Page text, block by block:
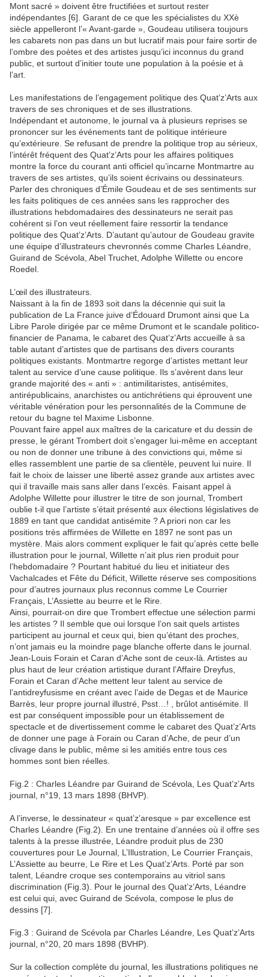
Mont sacré » doivent être fructifiées et surtout rester
indépendantes [6]. Garant de ce que les spécialistes du XXè
siècle appelleront l’« Avant-garde », Goudeau utilisera toujours
les cabarets non pas dans un but lucratif mais pour faire sortir de
l’ombre des poètes et des artistes jusqu’ici inconnus du grand
public, et surtout d’initier toute une population à la poésie et à
l’art.
Les manifestations de l’engagement politique des Quat’z’Arts aux
travers de ses chroniques et de ses illustrations.
Indépendant et autonome, le journal va à plusieurs reprises se
prononcer sur les événements tant de politique intérieure
qu’extérieure. Se refusant de prendre la politique trop au sérieux,
l’intérêt fréquent des Quat’z’Arts pour les affaires politiques
montre la force du courant anti officiel qu’incarne Montmartre au
travers de ses artistes, qu’ils soient écrivains ou dessinateurs.
Parler des chroniques d’Émile Goudeau et de ses sentiments sur
les faits politiques de ces années sans les rapprocher des
illustrations hebdomadaires des dessinateurs ne serait pas
cohérent si l’on veut réellement faire ressortir la tendance
politique des Quat’z’Arts. D’autant qu’autour de Goudeau gravite
une équipe d’illustrateurs chevronnés comme Charles Léandre,
Guirand de Scévola, Abel Truchet, Adolphe Willette ou encore
Roedel.
L’œil des illustrateurs.
Naissant à la fin de 1893 soit dans la décennie qui suit la
publication de La France juive d’Édouard Drumont ainsi que La
Libre Parole dirigée par ce même Drumont et le scandale politico-
financier de Panama, le cabaret des Quat’z’Arts accueille à sa
table autant d’artistes que de partisans des divers courants
politiques existants. Montmartre regorge d’artistes mettant leur
talent au service d’une cause politique. Ils s’avèrent dans leur
grande majorité des « anti » : antimilitaristes, antisémites,
antirépublicains, anarchistes ou antichrétiens qui éprouvent une
véritable vénération pour les personnalités de la Commune de
retour du bagne tel Maxime Lisbonne.
Pouvant faire appel aux maîtres de la caricature et du dessin de
presse, le gérant Trombert doit s’engager lui-même en acceptant
ou non de donner une tribune à des convictions qui, même si
elles rassemblent une partie de sa clientèle, peuvent lui nuire. Il
fait le choix de laisser une liberté assez grande aux artistes avec
qui il travaille mais sans aller dans l’excès. Faisant appel à
Adolphe Willette pour illustrer le titre de son journal, Trombert
oublie t-il que l’artiste s’était présenté aux élections législatives de
1889 en tant que candidat antisémite ? A priori non car les
positions très affirmées de Willette en 1897 ne sont pas un
mystère. Mais alors comment expliquer le fait qu’après cette belle
illustration pour le journal, Willette n’ait plus rien produit pour
l’hebdomadaire ? Pourtant habitué du lieu et initiateur des
Vachalcades et Fête du Déficit, Willette réserve ses compositions
pour d’autres journaux plus reconnus comme Le Courrier
Français, L’Assiette au beurre et le Rire.
Ainsi, pourrait-on dire que Trombert effectue une sélection parmi
les artistes ? Il semble que oui lorsque l’on sait quels artistes
participent au journal et ceux qui, bien qu’étant des proches,
n’ont jamais eu la moindre page blanche offerte dans le journal.
Jean-Louis Forain et Caran d’Ache sont de ceux-là. Artistes au
plus haut de leur création artistique durant l’Affaire Dreyfus,
Forain et Caran d’Ache mettent leur talent au service de
l’antidreyfusisme en créant avec l’aide de Degas et de Maurice
Barrès, leur propre journal illustré, Psst…! , brûlot antisémite. Il
est par conséquent impossible pour un établissement de
spectacle et de divertissement comme le cabaret des Quat’z’Arts
de donner une page à Forain ou Caran d’Ache, de peur d’un
clivage dans le public, même si les amitiés entre tous ces
hommes sont bien réelles.
Fig.2 : Charles Léandre par Guirand de Scévola, Les Quat’z’Arts
journal, n°19, 13 mars 1898 (BHVP).
A l’inverse, le dessinateur « quat’z’aresque » par excellence est
Charles Léandre (Fig.2). En une trentaine d’années où il offre ses
talents à la presse illustrée, Léandre produit plus de 230
couvertures pour Le Journal, L’Illustration, Le Courrier Français,
L’Assiette au beurre, Le Rire et Les Quat’z’Arts. Porté par son
talent, Léandre croque ses contemporains au vitriol sans
discrimination (Fig.3). Pour le journal des Quat’z’Arts, Léandre
est celui qui, avec Guirand de Scévola, compose le plus de
dessins [7].
Fig.3 : Guirand de Scévola par Charles Léandre, Les Quat’z’Arts
journal, n°20, 20 mars 1898 (BVHP).
Sur la collection complète du journal, les illustrations politiques ne